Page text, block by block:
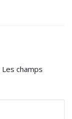
Les champs